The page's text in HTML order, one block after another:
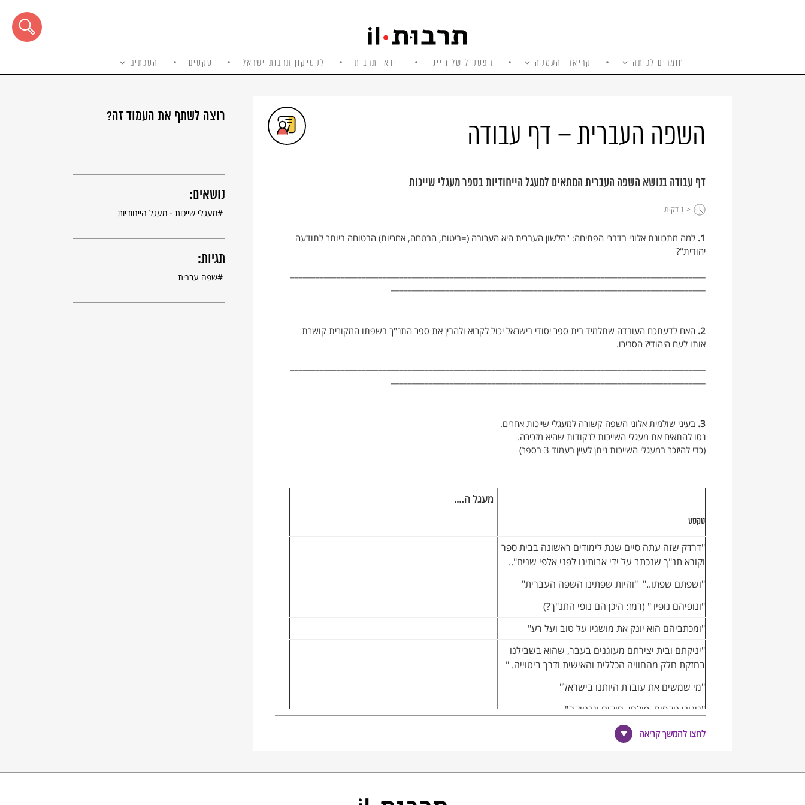
חומרים לכיתה קריאה והעמקה הפסקול של חיינו וידאו תרבות לקסיקון תרבות ישראל טקסים הסכתים
השפה העברית – דף עבודה
דף עבודה בנושא השפה העברית המתאים למעגל הייחודיות בספר מעגלי שייכות
< 1 דקות
1. למה מתכוונת אלוני בדברי הפתיחה: "הלשון העברית היא הערובה (=ביטוח, הבטחה, אחריות) הבטוחה ביותר לתודעה
יהודית"?
2. האם לדעתכם העובדה שתלמיד בית ספר יסודי בישראל יכול לקרוא ולהבין את ספר התנ"ך בשפתו המקורית קושרת
אותו לעם היהודי? הסבירו.
3. בעיני שולמית אלוני השפה קשורה למעגלי שייכות אחרים.
נסו להתאים את מעגלי השייכות לנקודות שהיא מזכירה.
(כדי להיזכר במעגלי השייכות ניתן לעיין בעמוד 3 בספר)
טקסט
מעגל ה….
"דרדק שזה עתה סיים שנת לימודים ראשונה בבית ספר
וקורא תנ"ך שנכתב על ידי אבותינו לפני אלפי שנים"..
"ושפתם שפתו.." "והיות שפתינו השפה העברית"
"ונופיהם נופיו " (רמז: היכן הם נופי התנ"ך?)
"ומכתביהם הוא יונק את מושגיו על טוב ועל רע"
"יניקתם ובית יצירתם מעוגנים בעבר, שהוא בשבילנו
בחזקת חלק מהחוויה הכללית והאישית ודרך ביטוייה. "
"מי שמשים את עובדת היותנו בישראל"
"גינוני טקסים, פולחן, חוקים וגנטיקה"
4. שולמית אלוני מדגישה שבזכות הציונות העם היהודי עבר שינוי מהפכני (מטמורפוזה) – "מעדה דתית סגורה ומשתמרת
לחצו להמשך קריאה
רוצה לשתף את העמוד זה?
נושאים:
מעגלי שייכות - מעגל הייחודיות
תגיות:
שפה עברית